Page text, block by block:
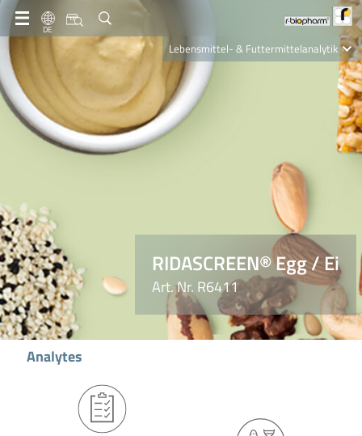
DE
Lebensmittel- & Futtermittelanalytik
Clinical Diagnostics
R-Biopharm AG
Nutrition Care
RIDASCREEN® Egg / Ei
Art. Nr. R6411
Analytes